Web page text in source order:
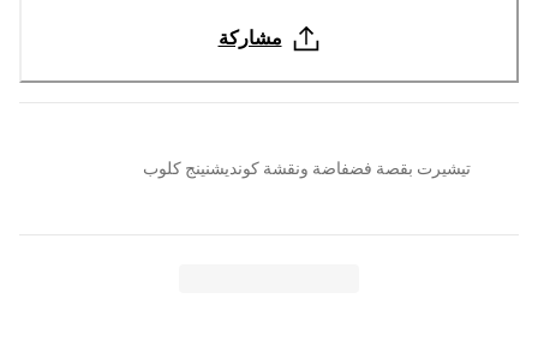
مشاركة
تيشيرت بقصة فضفاضة ونقشة كونديشنينج كلوب